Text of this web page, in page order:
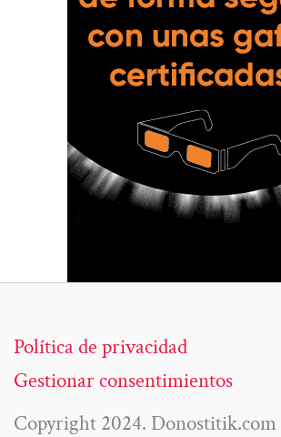
Política de privacidad
Gestionar consentimientos
Copyright 2024. Donostitik.com